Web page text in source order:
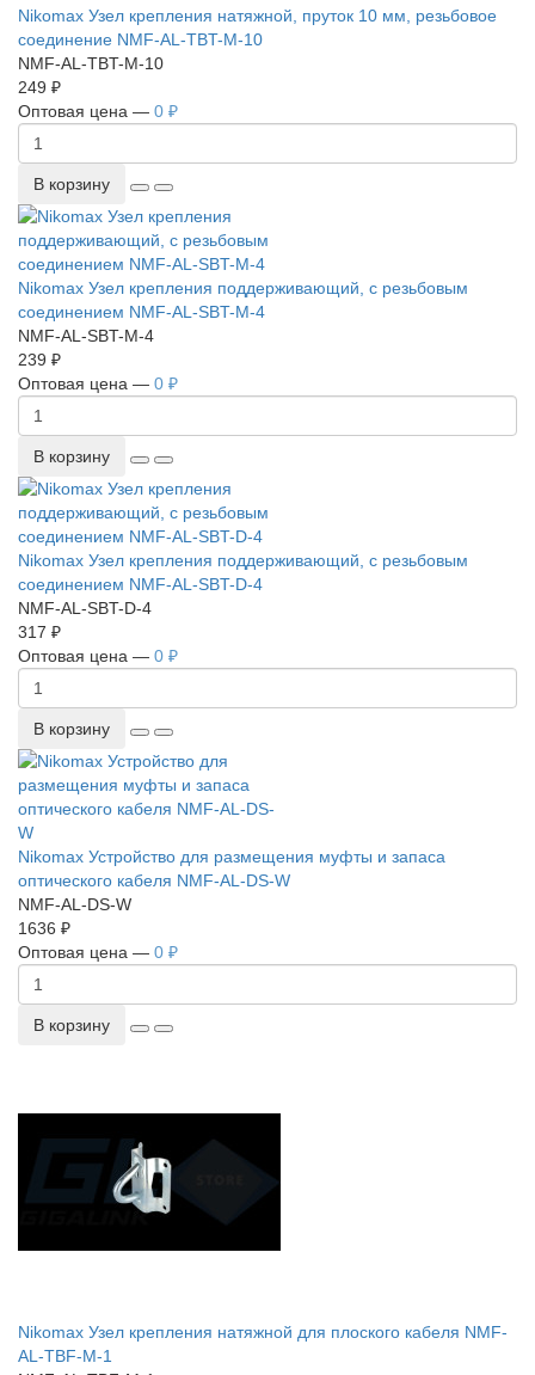
Nikomax Узел крепления натяжной, пруток 10 мм, резьбовое
соединение NMF-AL-TBT-M-10
NMF-AL-TBT-M-10
249 ₽
Оптовая цена — 0 ₽
В корзину
Nikomax Узел крепления поддерживающий, с резьбовым
соединением NMF-AL-SBT-M-4
NMF-AL-SBT-M-4
239 ₽
Оптовая цена — 0 ₽
В корзину
Nikomax Узел крепления поддерживающий, с резьбовым
соединением NMF-AL-SBT-D-4
NMF-AL-SBT-D-4
317 ₽
Оптовая цена — 0 ₽
В корзину
Nikomax Устройство для размещения муфты и запаса
оптического кабеля NMF-AL-DS-W
NMF-AL-DS-W
1636 ₽
Оптовая цена — 0 ₽
В корзину
Nikomax Узел крепления натяжной для плоского кабеля NMF-
AL-TBF-M-1